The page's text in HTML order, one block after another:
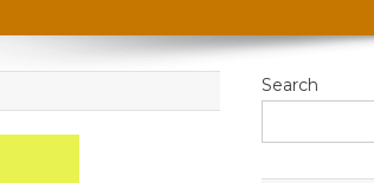
Search